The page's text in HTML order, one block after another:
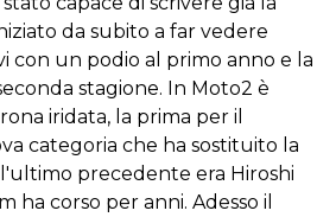
da subito a far vedere
con un podio al primo anno e la
stagione. In Moto2 è
iridata, la prima per il
categoria che ha sostituito la
precedente era Hiroshi
ha corso per anni. Adesso il